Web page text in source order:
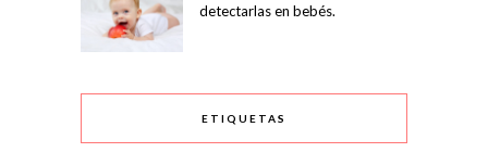
detectarlas en bebés.
ETIQUETAS